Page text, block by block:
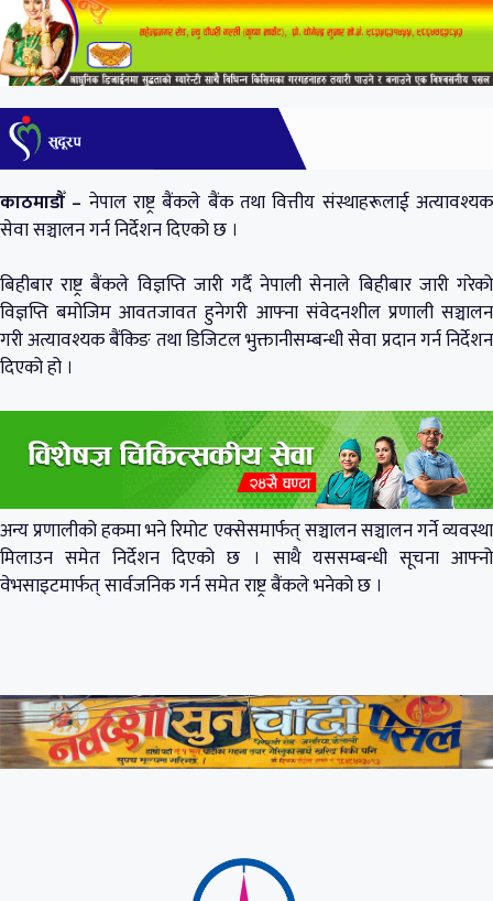
काठमाडौँ – नेपाल राष्ट्र बैंकले बैंक तथा वित्तीय संस्थाहरूलाई अत्यावश्यक
सेवा सञ्चालन गर्न निर्देशन दिएको छ ।
बिहीबार राष्ट्र बैंकले विज्ञप्ति जारी गर्दै नेपाली सेनाले बिहीबार जारी गरेको
विज्ञप्ति बमोजिम आवतजावत हुनेगरी आफ्ना संवेदनशील प्रणाली सञ्चालन
गरी अत्यावश्यक बैंकिङ तथा डिजिटल भुक्तानीसम्बन्धी सेवा प्रदान गर्न निर्देशन
दिएको हो ।
अन्य प्रणालीको हकमा भने रिमोट एक्सेसमार्फत् सञ्चालन सञ्चालन गर्ने व्यवस्था
मिलाउन समेत निर्देशन दिएको छ । साथै यससम्बन्धी सूचना आफ्नो
वेभसाइटमार्फत् सार्वजनिक गर्न समेत राष्ट्र बैंकले भनेको छ ।